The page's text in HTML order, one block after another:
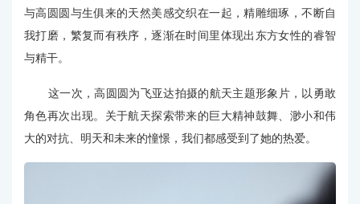
与高圆圆与生俱来的天然美感交织在一起，精雕细琢，不断自
我打磨，繁复而有秩序，逐渐在时间里体现出东方女性的睿智
与精干。
这一次，高圆圆为飞亚达拍摄的航天主题形象片，以勇敢
角色再次出现。关于航天探索带来的巨大精神鼓舞、渺小和伟
大的对抗、明天和未来的憧憬，我们都感受到了她的热爱。